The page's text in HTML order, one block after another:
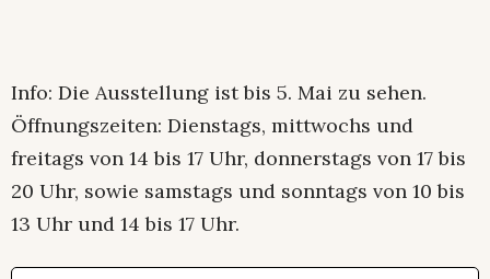
Info: Die Ausstellung ist bis 5. Mai zu sehen.
Öffnungszeiten: Dienstags, mittwochs und
freitags von 14 bis 17 Uhr, donnerstags von 17 bis
20 Uhr, sowie samstags und sonntags von 10 bis
13 Uhr und 14 bis 17 Uhr.